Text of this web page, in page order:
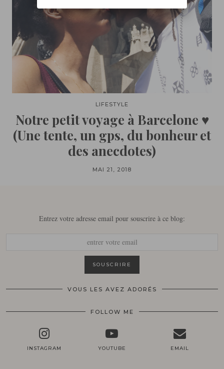
LIFESTYLE
Notre petit voyage à Barcelone ♥
(Une tente, un gps, du bonheur et
des anecdotes)
MAI 21, 2018
Entrez votre adresse email pour souscrire à ce blog:
VOUS LES AVEZ ADORÉS
FOLLOW ME
INSTAGRAM YOUTUBE EMAIL